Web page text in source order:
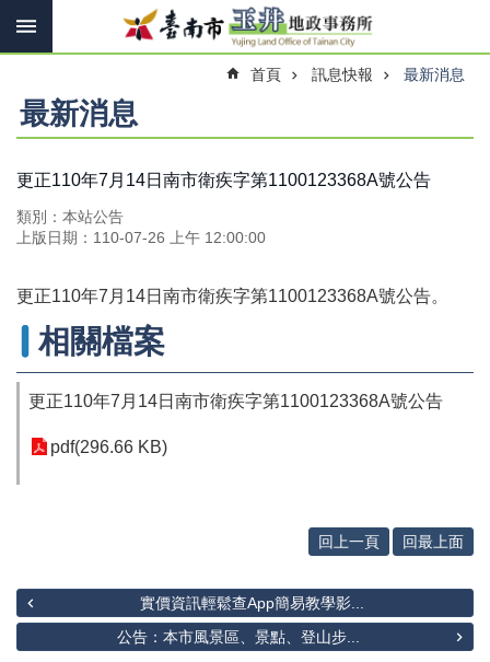
跳到主要內容區塊
搜
搜
尋
訊
息
快
簡
介
上
便
民
服
首頁 訊息快報 最新消息
最新消息
更正110年7月14日南市衛疾字第1100123368A號公告
類別：本站公告
上版日期：110-07-26 上午 12:00:00
更正110年7月14日南市衛疾字第1100123368A號公告。
相關檔案
更正110年7月14日南市衛疾字第1100123368A號公告
pdf(296.66 KB)
回上一頁 回最上面
實價資訊輕鬆查App簡易教學影...
公告：本市風景區、景點、登山步...